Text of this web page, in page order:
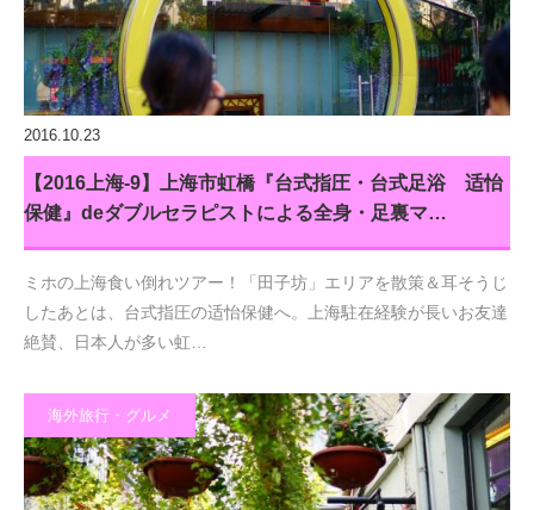
2016.10.23
【2016上海-9】上海市虹橋『台式指圧・台式足浴 适怡
保健』deダブルセラピストによる全身・足裏マ…
ミホの上海食い倒れツアー！「田子坊」エリアを散策＆耳そうじ
したあとは、台式指圧の适怡保健へ。上海駐在経験が長いお友達
絶賛、日本人が多い虹…
海外旅行・グルメ